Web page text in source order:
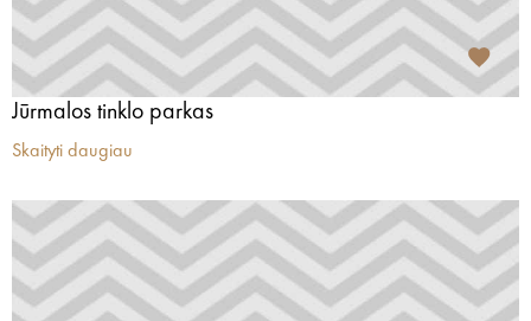
Jūrmalos tinklo parkas
Skaityti daugiau